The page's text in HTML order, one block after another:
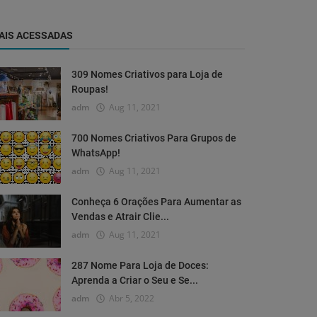
ACESSADAS
309 Nomes Criativos para Loja de
Roupas!
adm Aug 11, 2021
700 Nomes Criativos Para Grupos de
WhatsApp!
adm Aug 11, 2021
Conheça 6 Orações Para Aumentar as
Vendas e Atrair Clie...
adm Aug 11, 2021
287 Nome Para Loja de Doces:
Aprenda a Criar o Seu e Se...
adm Abr 5, 2022